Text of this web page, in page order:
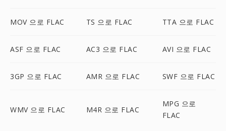
MOV 으로 FLAC TS 으로 FLAC TTA 으로 FLAC
ASF 으로 FLAC AC3 으로 FLAC AVI 으로 FLAC
3GP 으로 FLAC AMR 으로 FLAC SWF 으로 FLAC
WMV 으로 FLAC M4R 으로 FLAC
MPG 으로
FLAC